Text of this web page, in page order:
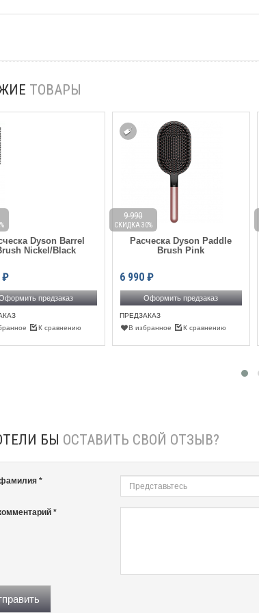
ТОВАРЫ
Dyson Barrel
Nickel/Black
₽
предзаказ
К сравнению
Расческа Dyson Paddle
Brush Pink
6 990 ₽
9 990
СКИДКА 30%
Оформить предзаказ
ПРЕДЗАКАЗ
В избранное
К сравнению
БЫ ОСТАВИТЬ СВОЙ ОТЗЫВ?
*
*